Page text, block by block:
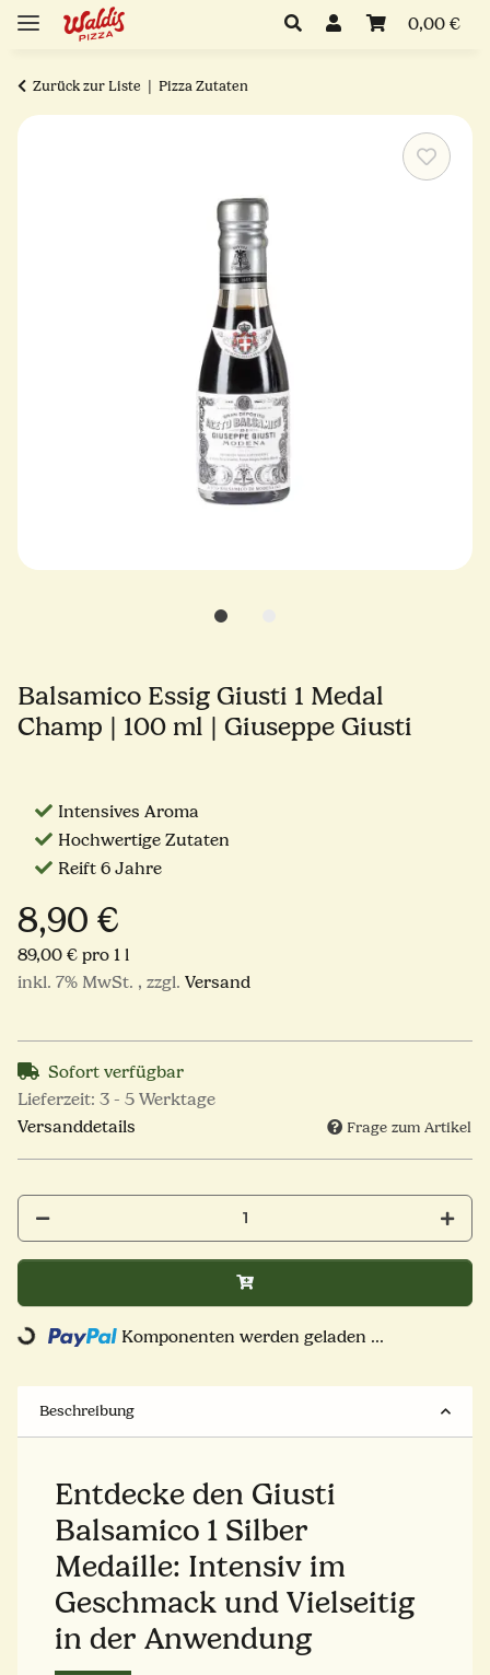
0,00 €
Zurück zur Liste Pizza Zutaten
Balsamico Essig Giusti 1 Medal
Champ | 100 ml | Giuseppe Giusti
Intensives Aroma
Hochwertige Zutaten
Reift 6 Jahre
8,90 €
89,00 € pro 1 l
inkl. 7% MwSt. , zzgl. Versand
Sofort verfügbar
Lieferzeit: 3 - 5 Werktage
Versanddetails
Frage zum Artikel
Loading... Komponenten werden geladen ...
Beschreibung
Entdecke den Giusti
Balsamico 1 Silber
Medaille: Intensiv im
Geschmack und Vielseitig
in der Anwendung